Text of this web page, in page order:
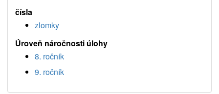
čísla
zlomky
Úroveň náročnosti úlohy
8. ročník
9. ročník